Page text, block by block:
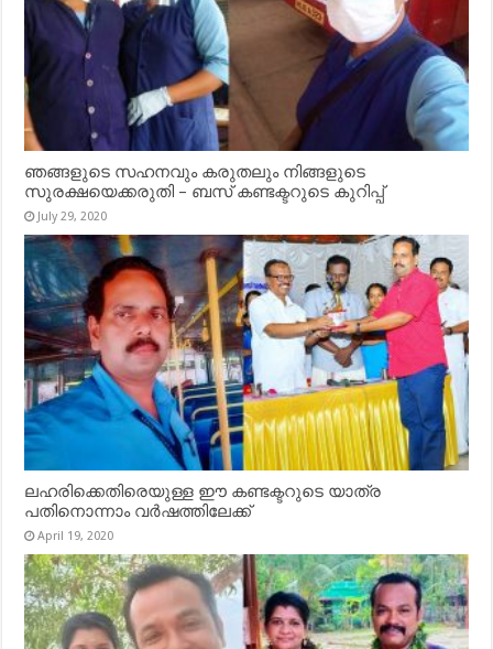
ഞങ്ങളുടെ സഹനവും കരുതലും നിങ്ങളുടെ
സുരക്ഷയെക്കരുതി – ബസ് കണ്ടക്ടറുടെ കുറിപ്പ്
July 29, 2020
ലഹരിക്കെതിരെയുള്ള ഈ കണ്ടക്ടറുടെ യാത്ര
പതിനൊന്നാം വർഷത്തിലേക്ക്
April 19, 2020